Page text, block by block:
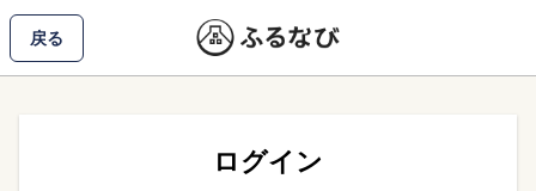
戻る
ログイン